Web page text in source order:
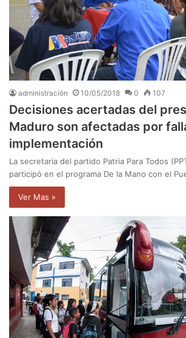
administración 10/05/2018 0 107
Decisiones acertadas del
Maduro son afectadas por
implementación
La secretaria del partido Patria Para Todos
participó en el programa De la Mano con el
Ver Mas »